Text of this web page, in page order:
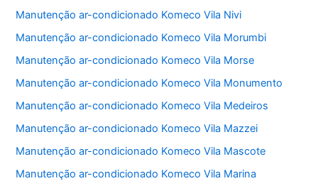
Manutenção ar-condicionado Komeco Vila Nivi
Manutenção ar-condicionado Komeco Vila Morumbi
Manutenção ar-condicionado Komeco Vila Morse
Manutenção ar-condicionado Komeco Vila Monumento
Manutenção ar-condicionado Komeco Vila Medeiros
Manutenção ar-condicionado Komeco Vila Mazzei
Manutenção ar-condicionado Komeco Vila Mascote
Manutenção ar-condicionado Komeco Vila Marina